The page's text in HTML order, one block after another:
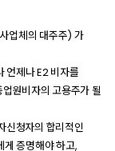
업체의 대주주) 가
언제나 E2 비자를
원비자의 고용주가 될
신청자의 합리적인
게 증명해야 하고,